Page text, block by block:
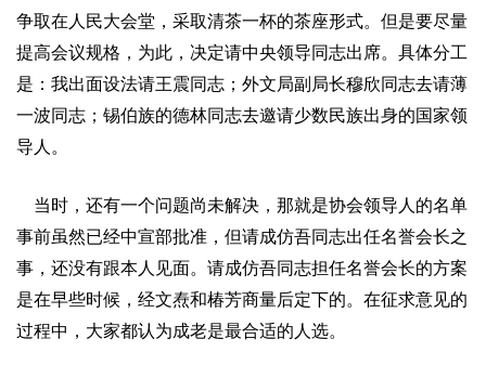
争取在人民大会堂，采取清茶一杯的茶座形式。但是要尽量
提高会议规格，为此，决定请中央领导同志出席。具体分工
是：我出面设法请王震同志；外文局副局长穆欣同志去请薄
一波同志；锡伯族的德林同志去邀请少数民族出身的国家领
导人。
当时，还有一个问题尚未解决，那就是协会领导人的名单
事前虽然已经中宣部批准，但请成仿吾同志出任名誉会长之
事，还没有跟本人见面。请成仿吾同志担任名誉会长的方案
是在早些时候，经文焘和椿芳商量后定下的。在征求意见的
过程中，大家都认为成老是最合适的人选。